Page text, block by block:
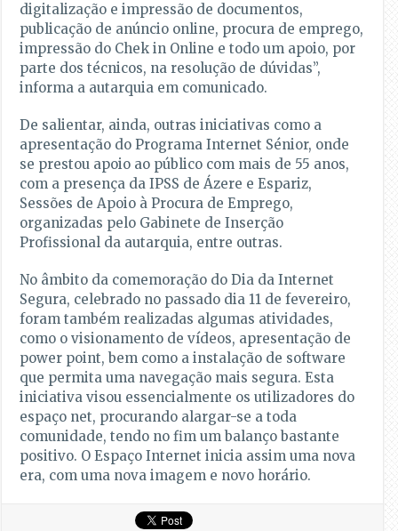
digitalização e impressão de documentos,
publicação de anúncio online, procura de emprego,
impressão do Chek in Online e todo um apoio, por
parte dos técnicos, na resolução de dúvidas”,
informa a autarquia em comunicado.
De salientar, ainda, outras iniciativas como a
apresentação do Programa Internet Sénior, onde
se prestou apoio ao público com mais de 55 anos,
com a presença da IPSS de Ázere e Espariz,
Sessões de Apoio à Procura de Emprego,
organizadas pelo Gabinete de Inserção
Profissional da autarquia, entre outras.
No âmbito da comemoração do Dia da Internet
Segura, celebrado no passado dia 11 de fevereiro,
foram também realizadas algumas atividades,
como o visionamento de vídeos, apresentação de
power point, bem como a instalação de software
que permita uma navegação mais segura. Esta
iniciativa visou essencialmente os utilizadores do
espaço net, procurando alargar-se a toda
comunidade, tendo no fim um balanço bastante
positivo. O Espaço Internet inicia assim uma nova
era, com uma nova imagem e novo horário.